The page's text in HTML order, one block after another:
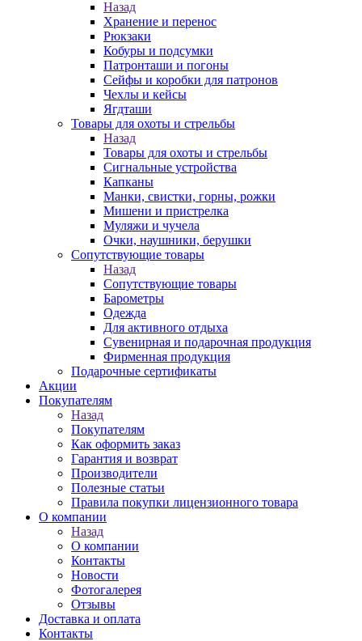
Назад
Хранение и перенос
Рюкзаки
Кобуры и подсумки
Патронташи и погоны
Сейфы и коробки для патронов
Чехлы и кейсы
Ягдташи
Товары для охоты и стрельбы
Назад
Товары для охоты и стрельбы
Сигнальные устройства
Капканы
Манки, свистки, горны, рожки
Мишени и пристрелка
Муляжи и чучела
Очки, наушники, берушки
Сопутствующие товары
Назад
Сопутствующие товары
Барометры
Одежда
Для активного отдыха
Сувенирная и подарочная продукция
Фирменная продукция
Подарочные сертификаты
Акции
Покупателям
Назад
Покупателям
Как оформить заказ
Гарантия и возврат
Производители
Полезные статьи
Правила покупки лицензионного товара
О компании
Назад
О компании
Контакты
Новости
Фотогалерея
Отзывы
Доставка и оплата
Контакты